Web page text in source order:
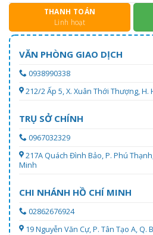
THANH TOÁN
Linh hoạt
VĂN PHÒNG GIAO DỊCH
0938990338
212/2 Ấp 5, X. Xuân Thới Thượng, H.
TRỤ SỞ CHÍNH
0967032329
217A Quách Đình Bảo, P. Phú
Minh
CHI NHÁNH HỒ CHÍ MINH
02862676924
19 Nguyễn Văn Cự, P. Tân Tạo A, Q.